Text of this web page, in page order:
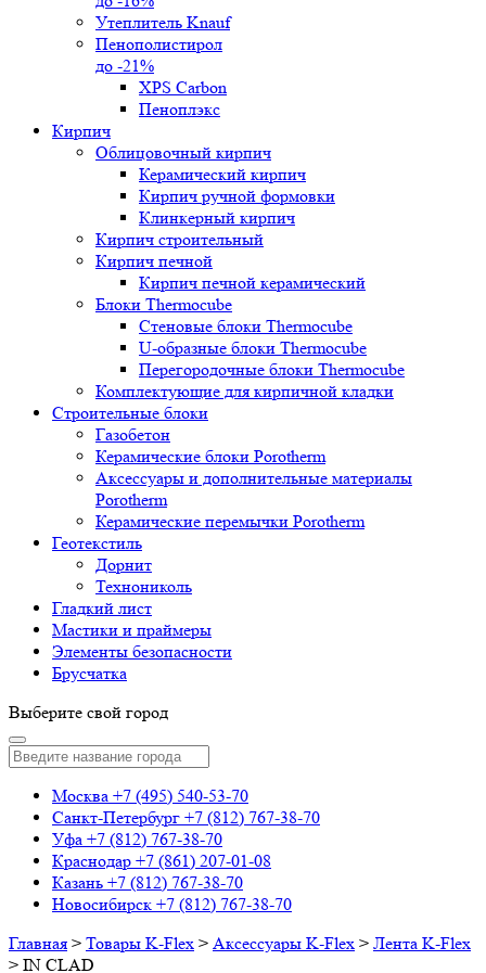
Утеплитель Knauf
Пенополистирол
до -21%
XPS Carbon
Пеноплэкс
Кирпич
Облицовочный кирпич
Керамический кирпич
Кирпич ручной формовки
Клинкерный кирпич
Кирпич строительный
Кирпич печной
Кирпич печной керамический
Блоки Thermocube
Стеновые блоки Thermocube
U-образные блоки Thermocube
Перегородочные блоки Thermocube
Комплектующие для кирпичной кладки
Строительные блоки
Газобетон
Керамические блоки Porotherm
Аксессуары и дополнительные материалы
Porotherm
Керамические перемычки Porotherm
Геотекстиль
Дорнит
Технониколь
Гладкий лист
Мастики и праймеры
Элементы безопасности
Брусчатка
Выберите свой город
Москва +7 (495) 540-53-70
Санкт-Петербург +7 (812) 767-38-70
Уфа +7 (812) 767-38-70
Краснодар +7 (861) 207-01-08
Казань +7 (812) 767-38-70
Новосибирск +7 (812) 767-38-70
Главная > Товары K-Flex > Аксессуары K-Flex > Лента K-Flex
> IN CLAD